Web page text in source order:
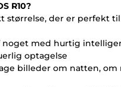
R10?
størrelse, der er perfekt
noget med hurtig
optagelse
billeder om natten,